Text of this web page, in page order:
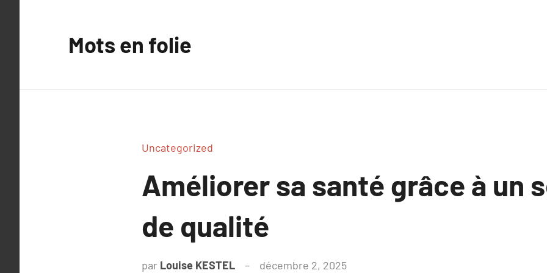
Mots en folie
Uncategorized
Améliorer sa santé grâce à un
de qualité
par Louise KESTEL décembre 2, 2025